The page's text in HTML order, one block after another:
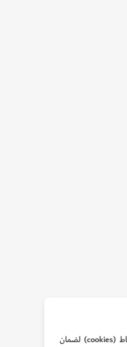
يستخدم هذا الموقع ملفات تعريف الارتباط (cookies) لضمان